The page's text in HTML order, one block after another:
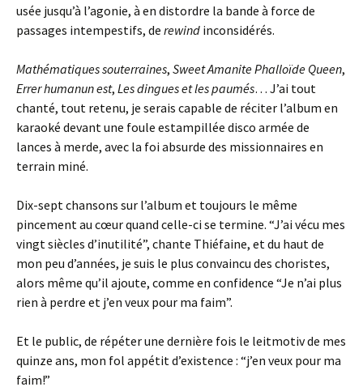
usée jusqu’à l’agonie, à en distordre la bande à force de
passages intempestifs, de rewind inconsidérés.
Mathématiques souterraines, Sweet Amanite Phalloïde Queen,
Errer humanun est, Les dingues et les paumés… J’ai tout
chanté, tout retenu, je serais capable de réciter l’album en
karaoké devant une foule estampillée disco armée de
lances à merde, avec la foi absurde des missionnaires en
terrain miné.
Dix-sept chansons sur l’album et toujours le même
pincement au cœur quand celle-ci se termine. “J’ai vécu mes
vingt siècles d’inutilité”, chante Thiéfaine, et du haut de
mon peu d’années, je suis le plus convaincu des choristes,
alors même qu’il ajoute, comme en confidence “Je n’ai plus
rien à perdre et j’en veux pour ma faim”.
Et le public, de répéter une dernière fois le leitmotiv de mes
quinze ans, mon fol appétit d’existence : “j’en veux pour ma
faim!”